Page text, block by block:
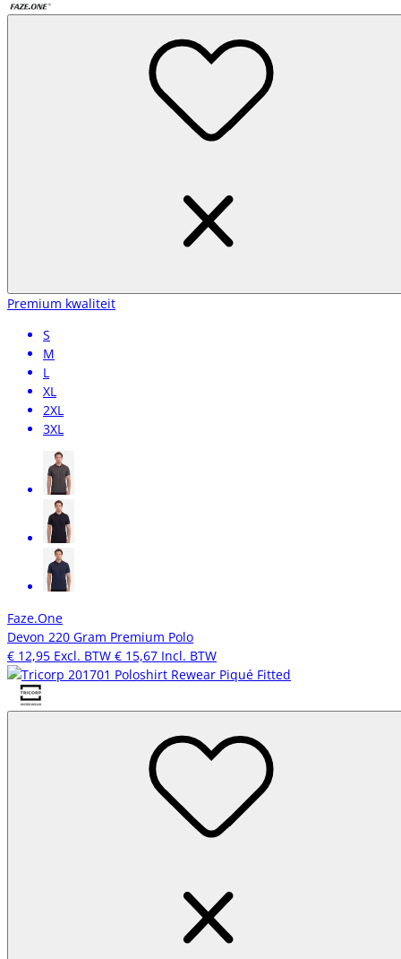
Premium kwaliteit
S
M
L
XL
2XL
3XL
Faze.One
Devon 220 Gram Premium Polo
€ 12,95 Excl. BTW € 15,67 Incl. BTW